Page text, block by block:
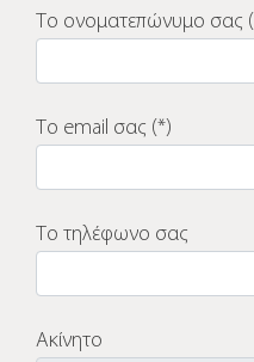
Το ονοματεπώνυμο σας
Το email σας (*)
Το τηλέφωνο σας
Ακίνητο